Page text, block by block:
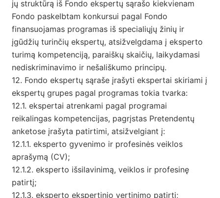
jų struktūrą iš Fondo ekspertų sąrašo kiekvienam
Fondo paskelbtam konkursui pagal Fondo
finansuojamas programas iš specialiųjų žinių ir
įgūdžių turinčių ekspertų, atsižvelgdama į eksperto
turimą kompetenciją, paraiškų skaičių, laikydamasi
nediskriminavimo ir nešališkumo principų.
12. Fondo ekspertų sąraše įrašyti ekspertai skiriami į
ekspertų grupes pagal programas tokia tvarka:
12.1. ekspertai atrenkami pagal programai
reikalingas kompetencijas, pagrįstas Pretendentų
anketose įrašyta patirtimi, atsižvelgiant į:
12.1.1. eksperto gyvenimo ir profesinės veiklos
aprašymą (CV);
12.1.2. eksperto išsilavinimą, veiklos ir profesinę
patirtį;
12.1.3. eksperto ekspertinio vertinimo patirtį;